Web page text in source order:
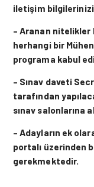
iletişim
– Aranan nitelikler
herhangi bir
programa kabul
– Sınav daveti
tarafından
sınav salonlarına
– Adayların ek
portalı üzerinden
gerekmektedir.